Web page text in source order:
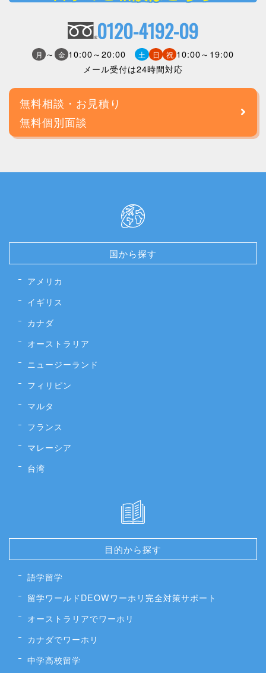
0120-4192-09
月 ～ 金 10:00～20:00 土 日 祝 10:00～19:00
メール受付は24時間対応
無料相談・お見積り
無料個別面談
国から探す
アメリカ
イギリス
カナダ
オーストラリア
ニュージーランド
フィリピン
マルタ
フランス
マレーシア
台湾
目的から探す
語学留学
留学ワールドDEOWワーホリ完全対策サポート
オーストラリアでワーホリ
カナダでワーホリ
中学高校留学